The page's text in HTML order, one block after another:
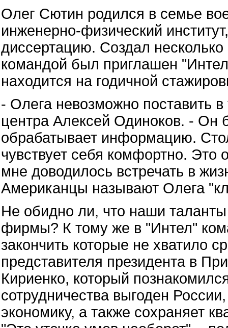
Олег Сютин родился в семье
инженерно-физический
диссертацию. Создал
командой был приглашен
находится на годичной
- Олега невозможно поставить
центра Алексей Одиноков. - Он
обрабатывает информацию.
чувствует себя комфортно.
мне доводилось встречать в
Американцы называют Олега
Не обидно ли, что наши
фирмы? К тому же в "Интел"
закончить которые не хватило
представителя президента в
Кириенко, который
сотрудничества выгоден
экономику, а также сохраняет